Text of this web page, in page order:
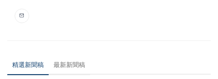
精選新聞稿 最新新聞稿